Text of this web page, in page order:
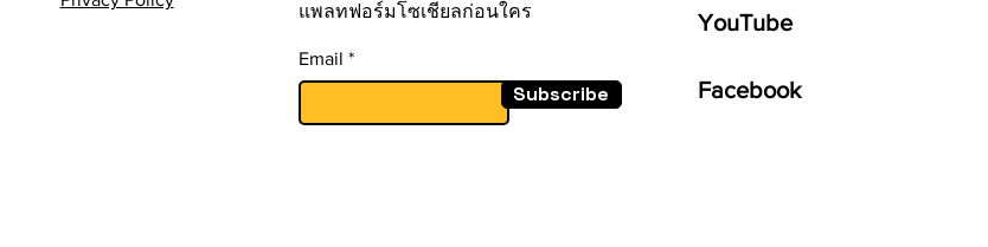
แพลทฟอร์มโซเชียลก่อนใคร
Email
Subscribe
YouTube
Facebook